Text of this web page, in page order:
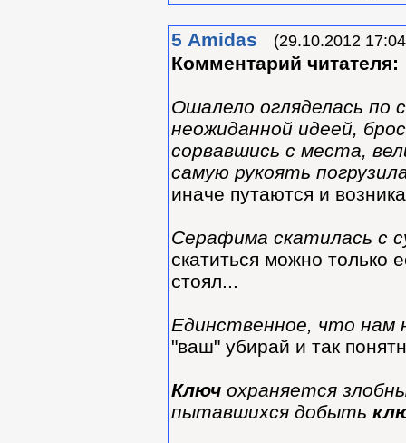
5 Amidas (29.10.2012
Комментарий читателя:
Ошалело огляделась по
неожиданной идеей,
сорвавшись с места,
самую рукоять
иначе путаются и
Серафима скатилась с
скатиться можно только
стоял...
Единственное, что нам
"ваш" убирай и так
Ключ охраняется
пытавшихся добыть